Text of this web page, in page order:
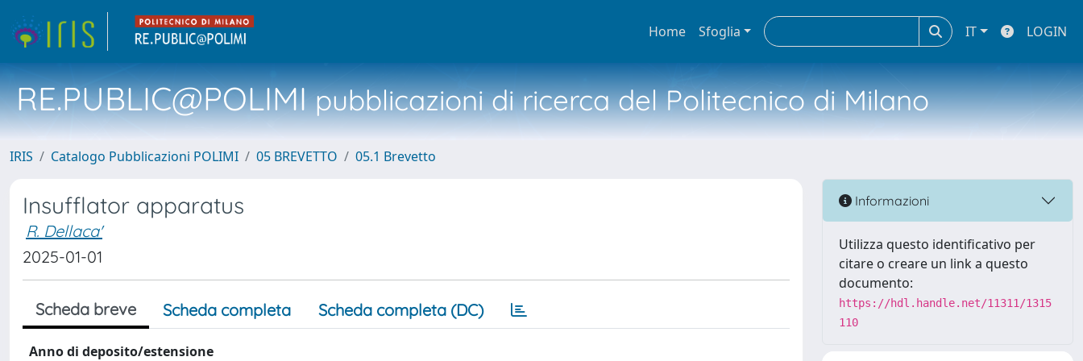
Home Sfoglia IT LOGIN
RE.PUBLIC@POLIMIpubblicazioni di ricerca del Politecnico di Milano
IRIS Catalogo Pubblicazioni POLIMI 05 BREVETTO 05.1 Brevetto
Insufflator apparatus
R. Dellaca'
2025-01-01
Scheda breve Scheda completa Scheda completa (DC)
Anno di deposito/estensione
Informazioni
Utilizza questo identificativo per
citare o creare un link a questo
documento:
https://hdl.handle.net/11311/1315
110